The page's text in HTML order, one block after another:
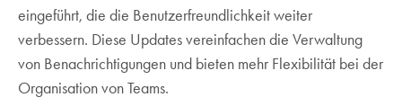
nach Status (Beschäftigt, In Besprechung)
Allgemein-Kanal kann jetzt von Teambesitzern
umbenannt werden
Neue Queues App für intelligente
eingeführt, die die Benutzerfreundlichkeit weiter
verbessern. Diese Updates vereinfachen die Verwaltung
von Benachrichtigungen und bieten mehr Flexibilität bei der
Organisation von Teams.